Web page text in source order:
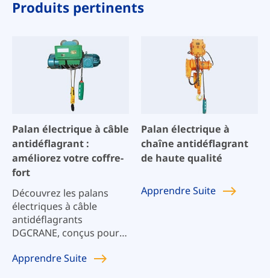
Produits pertinents
Palan électrique à câble
antidéflagrant :
améliorez votre coffre-
fort
Découvrez les palans
électriques à câble
antidéflagrants
DGCRANE, conçus pour
dans les environnements
ApprendreSuite
Palan électrique à
chaîne antidéflagrant
de haute qualité
ApprendreSuite